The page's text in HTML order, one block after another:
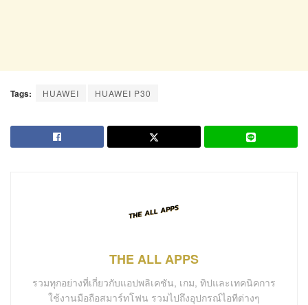
Tags: HUAWEI HUAWEI P30
THE ALL APPS
รวมทุกอย่างที่เกี่ยวกับแอปพลิเคชัน, เกม, ทิปและเทคนิคการ
ใช้งานมือถือสมาร์ทโฟน รวมไปถึงอุปกรณ์ไอทีต่างๆ